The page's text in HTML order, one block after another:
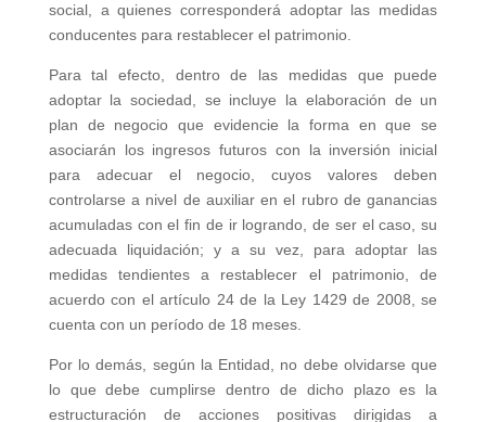
social, a quienes corresponderá adoptar las medidas
conducentes para restablecer el patrimonio.
Para tal efecto, dentro de las medidas que puede
adoptar la sociedad, se incluye la elaboración de un
plan de negocio que evidencie la forma en que se
asociarán los ingresos futuros con la inversión inicial
para adecuar el negocio, cuyos valores deben
controlarse a nivel de auxiliar en el rubro de ganancias
acumuladas con el fin de ir logrando, de ser el caso, su
adecuada liquidación; y a su vez, para adoptar las
medidas tendientes a restablecer el patrimonio, de
acuerdo con el artículo 24 de la Ley 1429 de 2008, se
cuenta con un período de 18 meses.
Por lo demás, según la Entidad, no debe olvidarse que
lo que debe cumplirse dentro de dicho plazo es la
estructuración de acciones positivas dirigidas a